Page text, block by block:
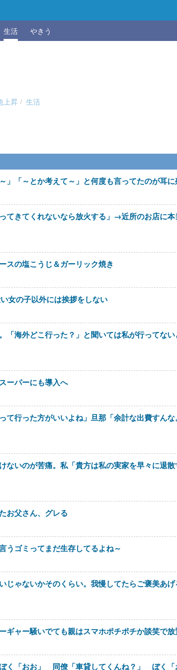
生活 やきう
上昇 生活
」「～とか考えて～」と何度も言ってたのが耳
てきてくれないなら放火する」→近所のお店に
スの塩こうじ＆ガーリック焼き
女の子以外には挨拶をしない
「海外どこ行った？」と聞いては私が行ってな
ーパーにも導入へ
て行った方がいいよね」旦那「余計な出費すん
ないのが苦痛。私「貴方は私の実家を早々に退
お父さん、グレる
うゴミってまだ生存してるよね～
じゃないかそのくらい。我慢してたらご褒美あ
ギャー騒いでても親はスマホポチポチか談笑で放
く「おお」 同僚「車貸してくんね？」 ぼく「